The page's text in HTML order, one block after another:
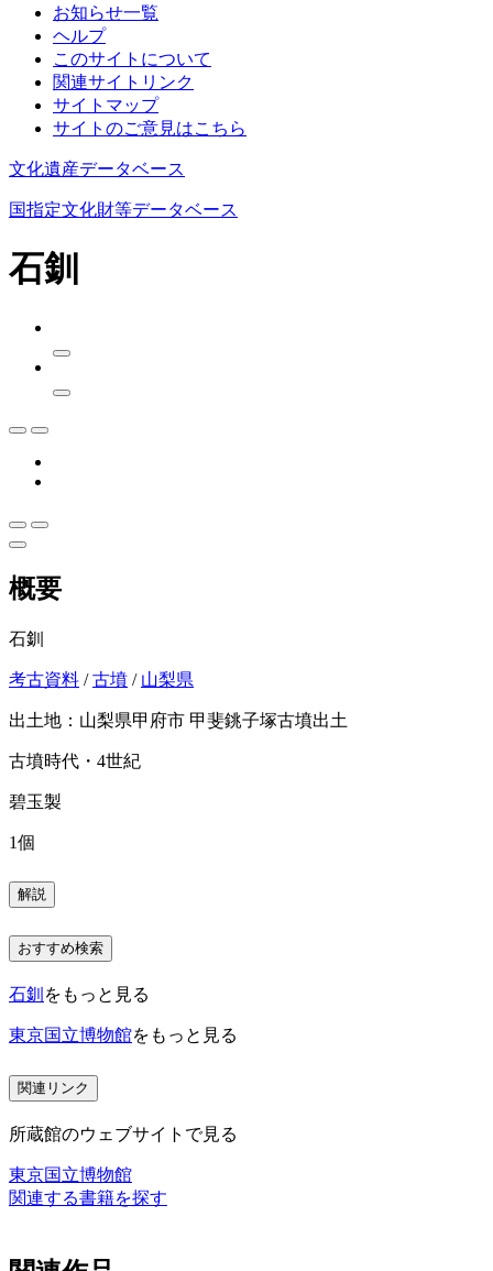
お知らせ一覧
ヘルプ
このサイトについて
関連サイトリンク
サイトマップ
サイトのご意見はこちら
文化遺産データベース
国指定文化財等データベース
石釧
概要
石釧
考古資料 /古墳 / 山梨県
出土地：山梨県甲府市 甲斐銚子塚古墳出土
古墳時代・4世紀
碧玉製
1個
解説
おすすめ検索
石釧 をもっと見る
東京国立博物館をもっと見る
関連リンク
所蔵館のウェブサイトで見る
東京国立博物館
関連する書籍を探す